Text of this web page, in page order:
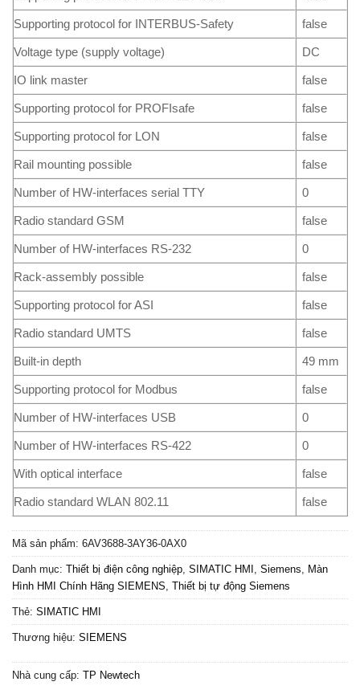
Supporting protocol for INTERBUS-Safety false
Voltage type (supply voltage) DC
IO link master false
Supporting protocol for PROFIsafe false
Supporting protocol for LON false
Rail mounting possible false
Number of HW-interfaces serial TTY 0
Radio standard GSM false
Number of HW-interfaces RS-232 0
Rack-assembly possible false
Supporting protocol for ASI false
Radio standard UMTS false
Built-in depth 49 mm
Supporting protocol for Modbus false
Number of HW-interfaces USB 0
Number of HW-interfaces RS-422 0
With optical interface false
Radio standard WLAN 802.11 false
Mã sản phẩm: 6AV3688-3AY36-0AX0
Danh mục: Thiết bị điện công nghiệp SIMATIC HMI Siemens
Màn
Hình HMI Chính Hãng SIEMENS Thiết bị tự động Siemens
Thẻ: SIMATIC HMI
Thương hiệu: SIEMENS
Nhà cung cấp: TP Newtech